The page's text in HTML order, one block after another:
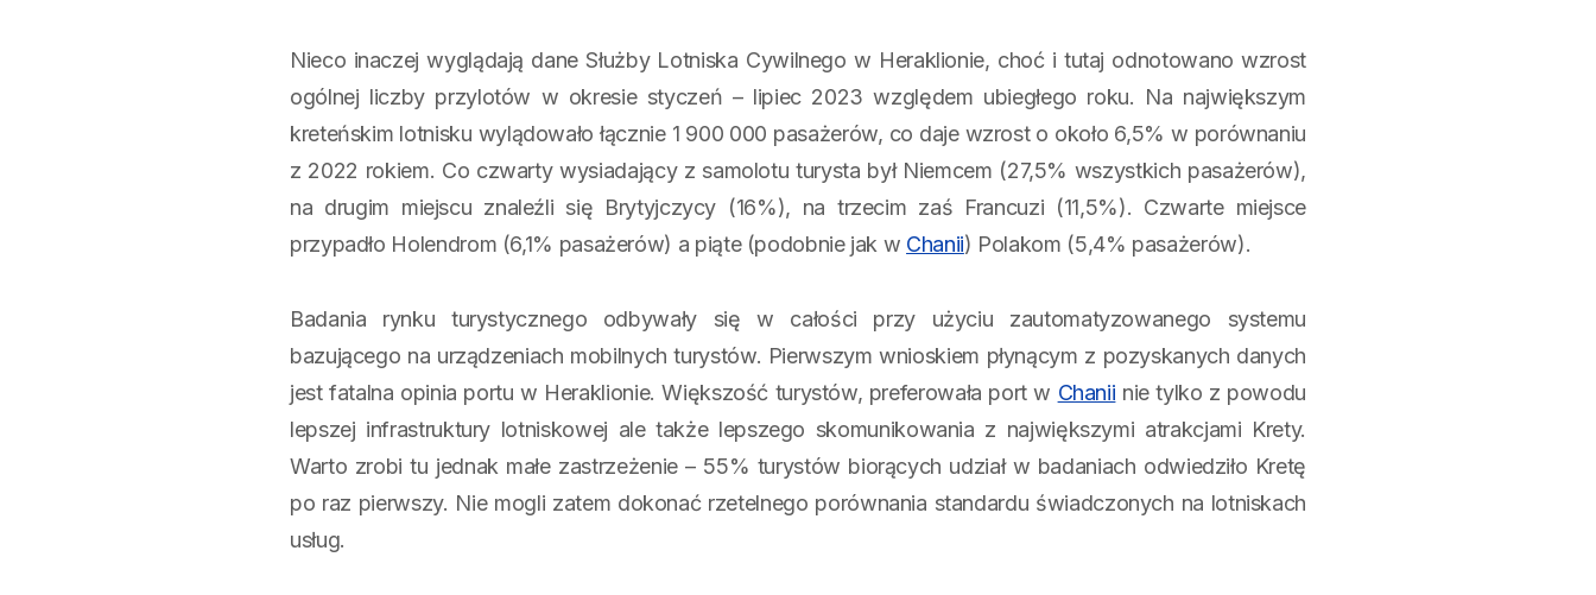
Nieco inaczej wyglądają dane Służby Lotniska Cywilnego w Heraklionie, choć i tutaj odnotowano wzrost
ogólnej liczby przylotów w okresie styczeń – lipiec 2023 względem ubiegłego roku. Na największym
kreteńskim lotnisku wylądowało łącznie 1 900 000 pasażerów, co daje wzrost o około 6,5% w porównaniu
z 2022 rokiem. Co czwarty wysiadający z samolotu turysta był Niemcem (27,5% wszystkich pasażerów),
na drugim miejscu znaleźli się Brytyjczycy (16%), na trzecim zaś Francuzi (11,5%). Czwarte miejsce
przypadło Holendrom (6,1% pasażerów) a piąte (podobnie jak w Chanii) Polakom (5,4% pasażerów).
Badania rynku turystycznego odbywały się w całości przy użyciu zautomatyzowanego systemu
bazującego na urządzeniach mobilnych turystów. Pierwszym wnioskiem płynącym z pozyskanych danych
jest fatalna opinia portu w Heraklionie. Większość turystów, preferowała port w Chanii nie tylko z powodu
lepszej infrastruktury lotniskowej ale także lepszego skomunikowania z największymi atrakcjami Krety.
Warto zrobi tu jednak małe zastrzeżenie – 55% turystów biorących udział w badaniach odwiedziło Kretę
po raz pierwszy. Nie mogli zatem dokonać rzetelnego porównania standardu świadczonych na lotniskach
usług.